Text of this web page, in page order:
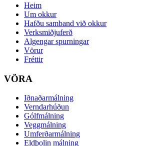
Heim
Um okkur
Hafðu samband við okkur
Verksmiðjuferð
Algengar spurningar
Vörur
Fréttir
VÖRA
Iðnaðarmálning
Verndarhúðun
Gólfmálning
Veggmálning
Umferðarmálning
Eldþolin málning